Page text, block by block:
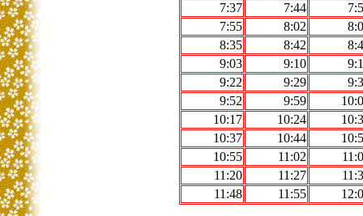
7:37
7:44
7:55
8:02
8:35
8:42
9:03
9:10
9:22
9:29
9:52
9:59
10:17
10:24
10:37
10:44
10:55
11:02
11:20
11:27
11:48
11:55